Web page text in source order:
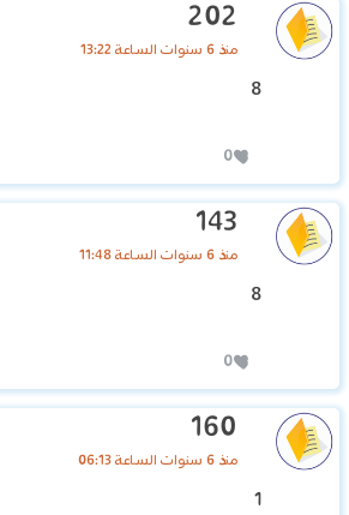
202
منذ 6 سنوات الساعة 13:22
8
0
143
منذ 6 سنوات الساعة 11:48
8
0
160
منذ 6 سنوات الساعة 06:13
1